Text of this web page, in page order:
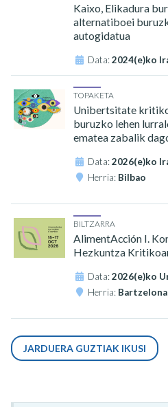
Kaixo, Elikadura
alternatiboei
autogidatua
Data:2024(e)ko
TOPAKETA
Unibertsitate
buruzko lehen
ematea zabalik
Data:2026(e)ko
Herria: Bilbao
BILTZARRA
AlimentAcción I.
Hezkuntza
Data:2026(e)ko
Herria: Bartzelona
JARDUERA GUZTIAK IKUSI